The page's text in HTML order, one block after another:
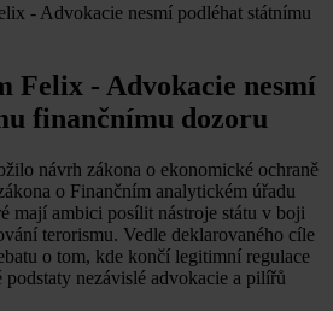
- Advokacie nesmí podléhat státnímu
Felix - Advokacie nesmí
finančnímu dozoru
návrh zákona o ekonomické ochraně
o Finančním analytickém úřadu
mají ambici posílit nástroje státu v boji
terorismu. Vedle deklarovaného cíle
o tom, kde končí legitimní regulace
podstaty nezávislé advokacie a pilířů